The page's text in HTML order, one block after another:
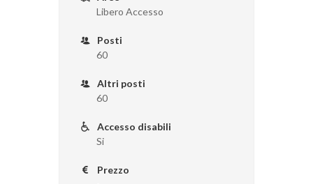
Libero Accesso
Posti
60
Altri posti
60
Accesso disabili
Si
Prezzo